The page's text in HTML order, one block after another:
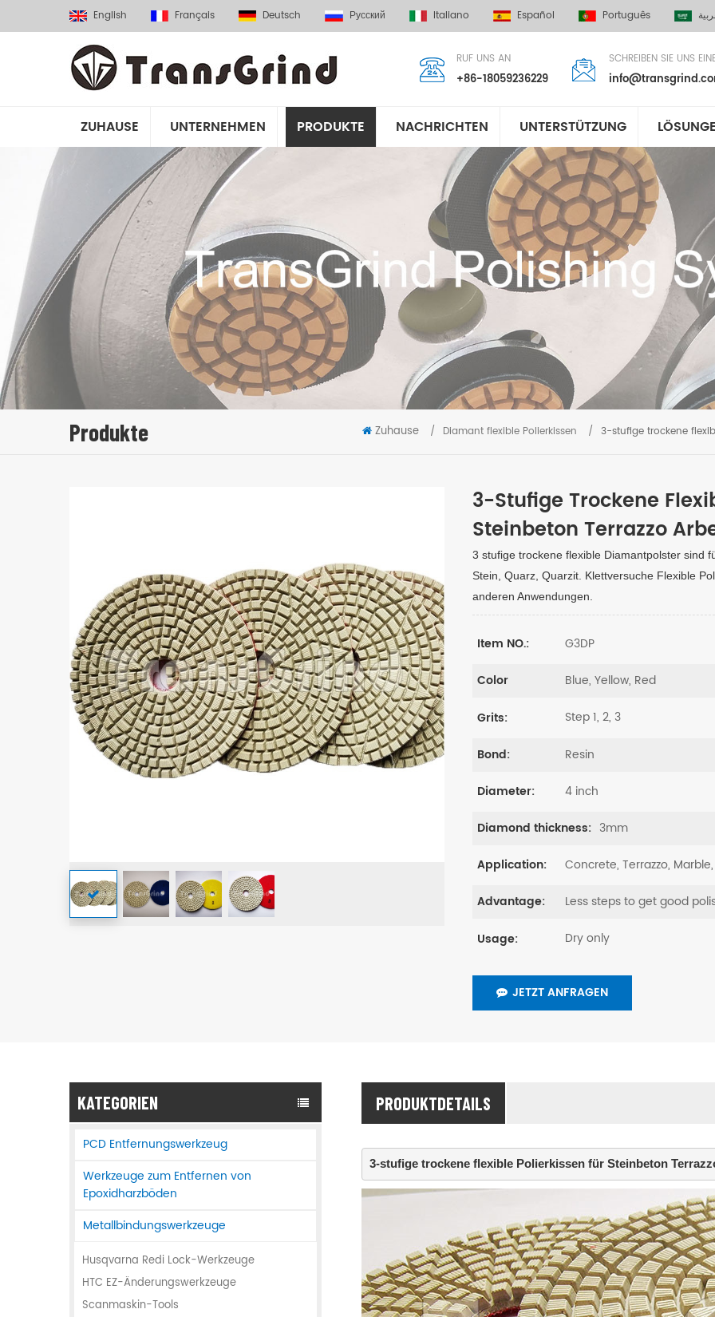
English Français Deutsch Русский Italiano Español Português
RUF UNS AN
+86-18059236229
SCHREIBEN SIE UNS
ZUHAUSE UNTERNEHMEN PRODUKTE NACHRICHTEN UNTERSTÜTZUNG
Produkte Zuhause / Diamant flexible Polierkissen / 3-stufige trockene
3-Stufige Trockene
Steinbeton Terrazzo
3 stufige trockene flexible Diamantpolster sind
Stein, Quarz, Quarzit. Klettversuche Flexible
anderen Anwendungen.
Item NO.: G3DP
Color Blue, Yellow, Red
Grits: Step 1, 2, 3
Bond: Resin
Diameter: 4 inch
Diamond thickness: 3mm
Application: Concrete, Terrazzo,
Advantage: Less steps to get good
Usage: Dry only
JETZT ANFRAGEN
KATEGORIEN
PCD Entfernungswerkzeug
Werkzeuge zum Entfernen von
Epoxidharzböden
Metallbindungswerkzeuge
Husqvarna Redi Lock-Werkzeuge
HTC EZ-Änderungswerkzeuge
Scanmaskin-Tools
PRODUKTDETAILS
3-stufige trockene flexible Polierkissen für Steinbeton